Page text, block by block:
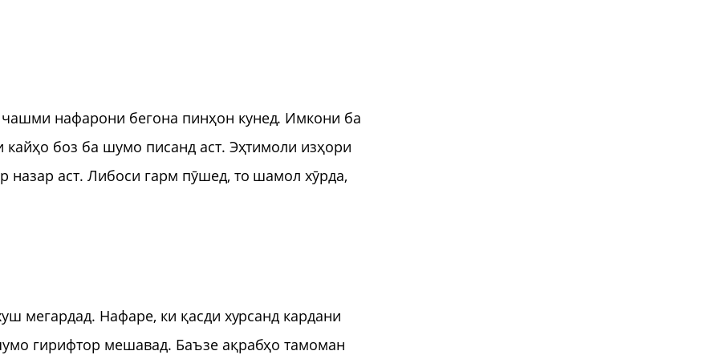
нафарони бегона пинҳон кунед. Имкони ба
боз ба шумо писанд аст. Эҳтимоли изҳори
назар аст. Либоси гарм пӯшед, то шамол хӯрда,
мегардад. Нафаре, ки қасди хурсанд кардани
гирифтор мешавад. Баъзе ақрабҳо тамоман